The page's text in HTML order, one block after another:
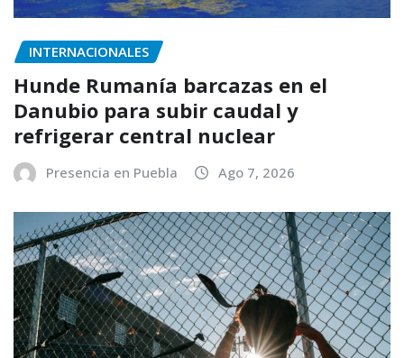
INTERNACIONALES
Hunde Rumanía barcazas en el
Danubio para subir caudal y
refrigerar central nuclear
Presencia en Puebla Ago 7, 2026